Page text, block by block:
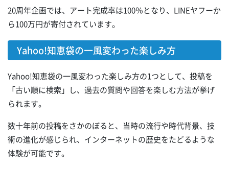
20周年企画では、アート完成率は100％となり、LINEヤフーか
ら100万円が寄付されています。
Yahoo!知恵袋の一風変わった楽しみ方
Yahoo!知恵袋の一風変わった楽しみ方の1つとして、投稿を
「古い順に検索」し、過去の質問や回答を楽しむ方法が挙げ
られます。
数十年前の投稿をさかのぼると、当時の流行や時代背景、技
術の進化が感じられ、インターネットの歴史をたどるような
体験が可能です。